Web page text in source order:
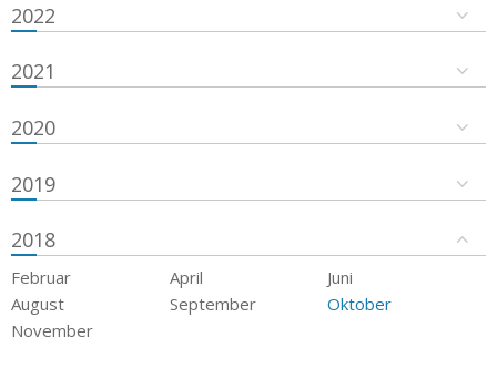
2022
2021
2020
2019
2018
Februar April
Juni
August
September
Oktober
November